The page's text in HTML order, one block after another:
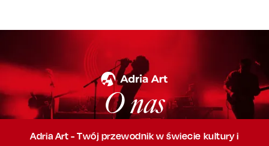
O nas
Adria Art - Twój przewodnik w świecie kultury i